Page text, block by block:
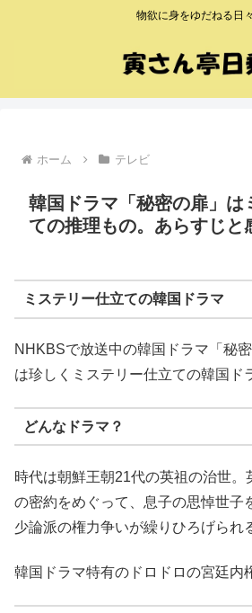
物欲に身をゆだねる日々
ホーム テレビ
韓国ドラマ「秘密の扉」は
ての推理もの。あらすじと
ミステリー仕立ての韓国ドラマ
NHKBSで放送中の韓国ドラマ「秘
は珍しくミステリー仕立ての韓国ド
どんなドラマ？
時代は朝鮮王朝21代の英祖の治世。
の密約をめぐって、息子の思悼世子
少論派の権力争いが繰りひろげられ
韓国ドラマ特有のドロドロの宮廷内